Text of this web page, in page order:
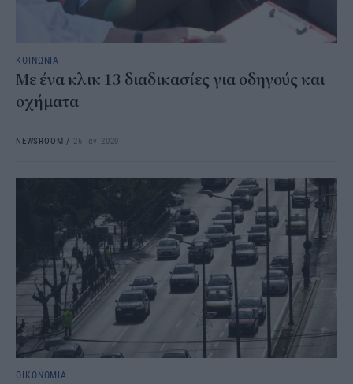
ΚΟΙΝΩΝΙΑ
Με ένα κλικ 13 διαδικασίες για οδηγούς και
οχήματα
NEWSROOM / 26 Ιαν 2020
ΟΙΚΟΝΟΜΙΑ